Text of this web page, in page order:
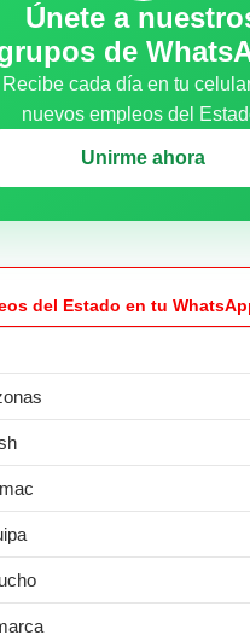
Únete a
de
Recibe cada día en tu
nuevos empleos del
Unirme ahora
del Estado en tu